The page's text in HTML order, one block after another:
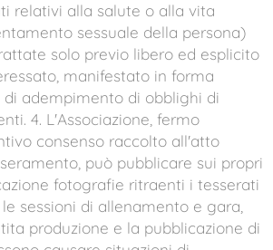
relativi alla salute o alla vita
sessuale della persona)
solo previo libero ed esplicito
manifestato in forma
di adempimento di obblighi di
4. L'Associazione, fermo
consenso raccolto all'atto
può pubblicare sui propri
fotografie ritraenti i tesserati
sessioni di allenamento e gara,
produzione e la pubblicazione di